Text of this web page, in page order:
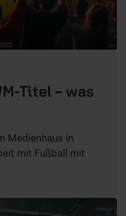
Titel – was
Medienhaus in
mit Fußball mit